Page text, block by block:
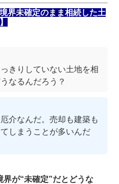
界未確定のまま相続した土
きりしていない土地を相
なるんだろう？
介なんだ。売却も建築も
しまうことが多いんだ
が“未確定”だとどうな